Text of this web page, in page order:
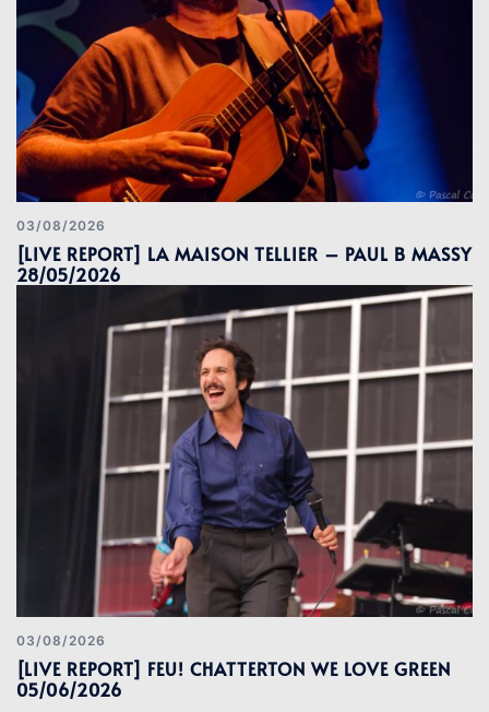
03/08/2026
[LIVE REPORT] LA MAISON TELLIER – PAUL B MASSY
28/05/2026
03/08/2026
[LIVE REPORT] FEU! CHATTERTON WE LOVE GREEN
05/06/2026